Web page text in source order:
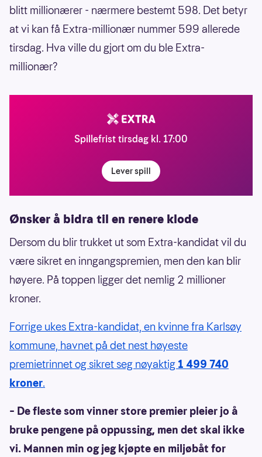
blitt millionærer - nærmere bestemt 598. Det betyr
at vi kan få Extra-millionær nummer 599 allerede
tirsdag. Hva ville du gjort om du ble Extra-
millionær?
Spillefrist tirsdag kl. 17:00
Lever spill
Ønsker å bidra til en renere klode
Dersom du blir trukket ut som Extra-kandidat vil du
være sikret en inngangspremien, men den kan blir
høyere. På toppen ligger det nemlig 2 millioner
kroner.
Forrige ukes Extra-kandidat, en kvinne fra Karlsøy
kommune, havnet på det nest høyeste
premietrinnet og sikret seg nøyaktig1 499 740
kroner.
– De fleste som vinner store premier pleier jo å
bruke pengene på oppussing, men det skal ikke
vi. Mannen min og jeg kjøpte en miljøbåt for